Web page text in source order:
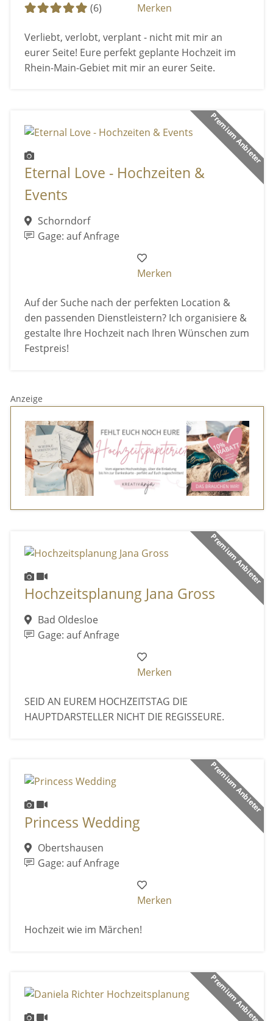
(6)
Merken
Verliebt, verlobt, verplant - nicht mit mir an
eurer Seite! Eure perfekt geplante Hochzeit im
Rhein-Main-Gebiet mit mir an eurer Seite.
Premium Anbieter
Eternal Love - Hochzeiten &
Events
Schorndorf
Gage: auf Anfrage
Merken
Auf der Suche nach der perfekten Location &
den passenden Dienstleistern? Ich organisiere &
gestalte Ihre Hochzeit nach Ihren Wünschen zum
Festpreis!
Anzeige
Premium Anbieter
Hochzeitsplanung Jana Gross
Bad Oldesloe
Gage: auf Anfrage
Merken
SEID AN EUREM HOCHZEITSTAG DIE
HAUPTDARSTELLER NICHT DIE REGISSEURE.
Premium Anbieter
Princess Wedding
Obertshausen
Gage: auf Anfrage
Merken
Hochzeit wie im Märchen!
Premium Anbieter